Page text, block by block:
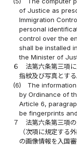
of Justice as
Immigration
personal
control over the
shall be installed
the Minister of
６
法第六条第三項
指紋及び写真とする
(6)
The
by Ordinance of
Article 6,
be fingerprints
７
法第六条第三項
（次項に規定する
の画像情報を入国